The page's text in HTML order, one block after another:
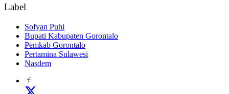
Label
Sofyan Puhi
Bupati Kabupaten Gorontalo
Pemkab Gorontalo
Pertamina Sulawesi
Nasdem